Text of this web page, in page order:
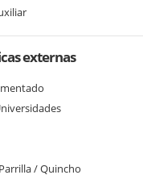
externas
/ Quincho